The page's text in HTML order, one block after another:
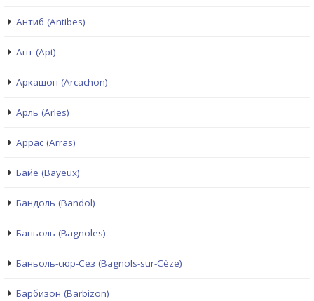
Антиб (Antibes)
Апт (Apt)
Аркашон (Arcachon)
Арль (Arles)
Аррас (Arras)
Байе (Bayeux)
Бандоль (Bandol)
Баньоль (Bagnoles)
Баньоль-сюр-Сез (Bagnols-sur-Cèze)
Барбизон (Barbizon)